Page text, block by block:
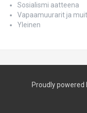
Sosialismi aatteena
Vapaamuurarit ja
Yleinen
Proudly powered